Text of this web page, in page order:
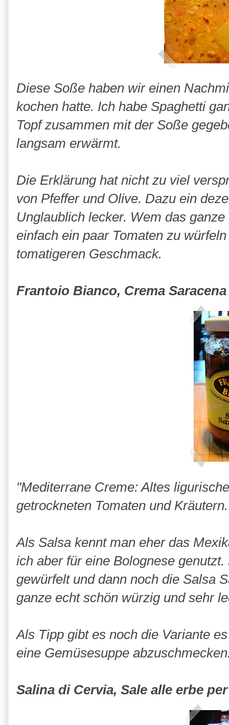
Diese Soße haben wir einen
kochen hatte. Ich habe Spaghetti
Topf zusammen mit der Soße
langsam erwärmt.
Die Erklärung hat nicht zu viel
von Pfeffer und Olive. Dazu ein
Unglaublich lecker. Wem das
einfach ein paar Tomaten zu
tomatigeren Geschmack.
Frantoio Bianco, Crema Saracena
"Mediterrane Creme: Altes
getrockneten Tomaten und
Als Salsa kennt man eher das
ich aber für eine Bolognese
gewürfelt und dann noch die Salsa
ganze echt schön würzig und sehr
Als Tipp gibt es noch die Variante
eine Gemüsesuppe
Salina di Cervia, Sale alle erbe